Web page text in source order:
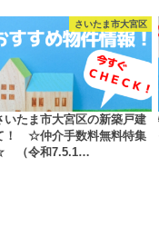
さいたま市大宮区
いたま市大宮区の新築戸建
！ ☆仲介手数料無料特集
（令和7.5.1…